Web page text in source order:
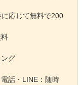
応じて無料で200
グ
話・LINE：随時